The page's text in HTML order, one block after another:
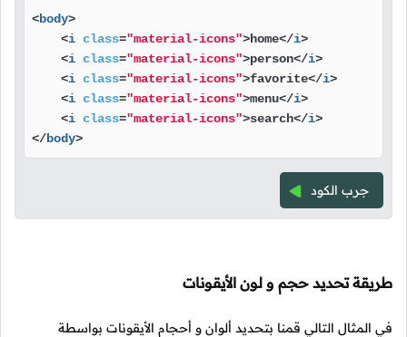
<body>
<i class="material-icons">home</i>
<i class="material-icons">person</i>
<i class="material-icons">favorite</i>
<i class="material-icons">menu</i>
<i class="material-icons">search</i>
</body>
جرب الكود
طريقة تحديد حجم و لون الأيقونات
في المثال التالي قمنا بتحديد ألوان و أحجام الأيقونات بواسطة